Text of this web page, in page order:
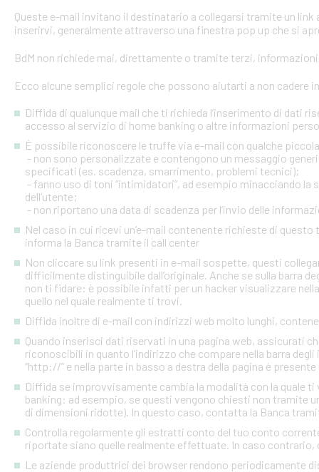
Queste e-mail invitano il destinatario a collegarsi tramite un
inserirvi, generalmente attraverso una finestra pop up che si
BdM non richiede mai, direttamente o tramite terzi,
Ecco alcune semplici regole che possono aiutarti a non cadere
Diffida di qualunque mail che ti richieda l’inserimento di dati
accesso al servizio di home banking o altre informazioni
È possibile riconoscere le truffe via e-mail con qualche
- non sono personalizzate e contengono un messaggio
specificati (es. scadenza, smarrimento, problemi tecnici);
- fanno uso di toni “intimidatori”, ad esempio minacciando
dell’utente;
- non riportano una data di scadenza per l’invio delle
Nel caso in cui ricevi un’e-mail contenente richieste di
informa la Banca tramite il call center
Non cliccare su link presenti in e-mail sospette, questi
difficilmente distinguibile dall’originale. Anche se sulla barra
non ti fidare: è possibile infatti per un hacker visualizzare
quello nel quale realmente ti trovi.
Diffida inoltre di e-mail con indirizzi web molto lunghi,
Quando inserisci dati riservati in una pagina web, assicurati
riconoscibili in quanto l’indirizzo che compare nella barra
“http://” e nella parte in basso a destra della pagina è
Diffida se improvvisamente cambia la modalità con la quale
banking: ad esempio, se questi vengono chiesti non tramite
di dimensioni ridotte). In questo caso, contatta la Banca
Controlla regolarmente gli estratti conto del tuo conto
riportate siano quelle realmente effettuate. In caso
Le aziende produttrici dei browser rendono periodicamente